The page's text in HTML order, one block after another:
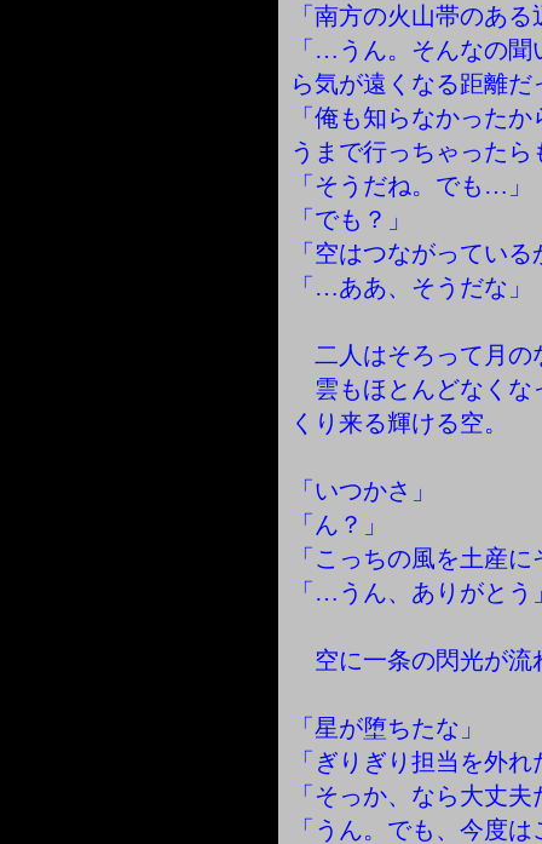
「南方の火山帯のあ
「…うん。そんなの
ら気が遠くなる距離だ
「俺も知らなかった
うまで行っちゃった
「そうだね。でも…」
「でも？」
「空はつながってい
「…ああ、そうだな」
二人はそろって月の
雲もほとんどなくな
くり来る輝ける空。
「いつかさ」
「ん？」
「こっちの風を土産
「…うん、ありがとう
空に一条の閃光が流
「星が堕ちたな」
「ぎりぎり担当を外
「そっか、なら大丈夫
「うん。でも、今度